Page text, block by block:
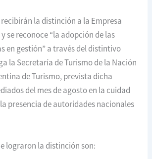
recibirán la distinción a la Empresa
se reconoce “la adopción de las
en gestión” a través del distintivo
la Secretaría de Turismo de la Nación
de Turismo, prevista dicha
del mes de agosto en la cuidad
presencia de autoridades nacionales
lograron la distinción son: